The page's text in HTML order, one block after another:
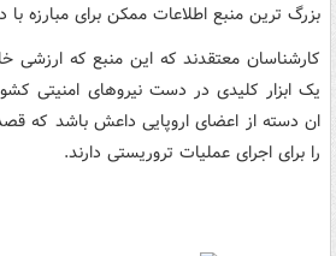
بزرگ ترین منبع اطلاعات ممکن برای مبارزه
کارشناسان معتقدند که این منبع که ارزشی
یک ابزار کلیدی در دست نیروهای امنیتی
ان دسته از اعضای اروپایی داعش باشد که
را برای اجرای عملیات تروریستی دارند.